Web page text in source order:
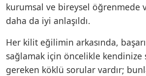
kurumsal ve bireysel öğrenmede
daha da iyi anlaşıldı.
Her kilit eğilimin arkasında,
sağlamak için öncelikle kendinize
gereken köklü sorular vardır;